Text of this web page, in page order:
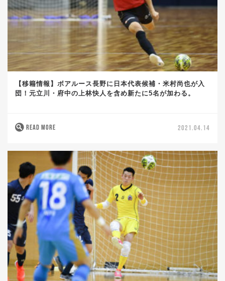
【移籍情報】ボアルース長野に日本代表候補・米村尚也が入
団！元立川・府中の上林快人を含め新たに5名が加わる。
READ MORE 2021.04.14